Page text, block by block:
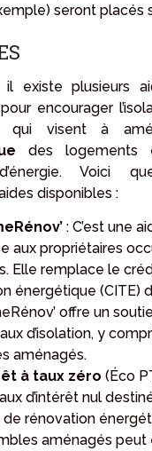
seront placés
il existe plusieurs
encourager
qui visent à
des
Voici
disponibles :
: C’est une
aux propriétaires
Elle remplace le
énergétique (CITE)
offre un
d’isolation, y
aménagés.
à taux zéro (Éco
d’intérêt nul
rénovation
aménagés peut